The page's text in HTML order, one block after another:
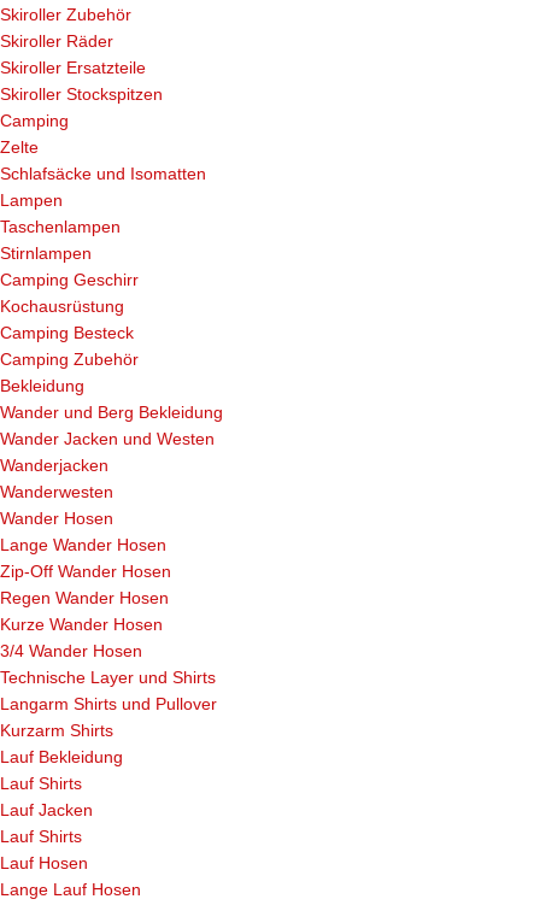
Skiroller Zubehör
Skiroller Räder
Skiroller Ersatzteile
Skiroller Stockspitzen
Camping
Zelte
Schlafsäcke und Isomatten
Lampen
Taschenlampen
Stirnlampen
Camping Geschirr
Kochausrüstung
Camping Besteck
Camping Zubehör
Bekleidung
Wander und Berg Bekleidung
Wander Jacken und Westen
Wanderjacken
Wanderwesten
Wander Hosen
Lange Wander Hosen
Zip-Off Wander Hosen
Regen Wander Hosen
Kurze Wander Hosen
3/4 Wander Hosen
Technische Layer und Shirts
Langarm Shirts und Pullover
Kurzarm Shirts
Lauf Bekleidung
Lauf Shirts
Lauf Jacken
Lauf Shirts
Lauf Hosen
Lange Lauf Hosen